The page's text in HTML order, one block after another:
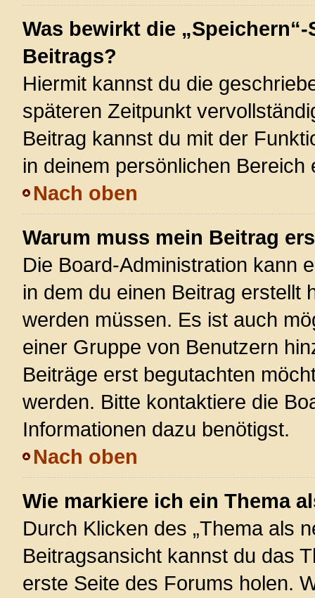
Was bewirkt die
Beitrags?
Hiermit kannst du die
späteren Zeitpunkt
Beitrag kannst du mit der
in deinem persönlichen Bereich
Nach oben
Warum muss mein Beitrag
Die Board-Administration kann
in dem du einen Beitrag erstellt
werden müssen. Es ist auch
einer Gruppe von Benutzern
Beiträge erst begutachten
werden. Bitte kontaktiere die
Informationen dazu benötigst.
Nach oben
Wie markiere ich ein Thema
Durch Klicken des „Thema als
Beitragsansicht kannst du das
erste Seite des Forums holen.